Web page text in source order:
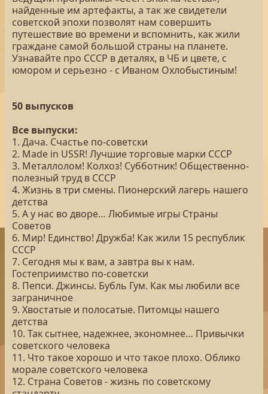
найденные им артефакты, а так же свидетели
советской эпохи позволят нам совершить
путешествие во времени и вспомнить, как жили
граждане самой большой страны на планете.
Узнавайте про СССР в деталях, в ЧБ и цвете, с
юмором и серьезно - с Иваном Охлобыстиным!
50 выпусков
Все выпуски:
1. Дача. Счастье по-советски
2. Made in USSR! Лучшие торговые марки СССР
3. Металлолом! Колхоз! Субботник! Общественно-
полезный труд в СССР
4. Жизнь в три смены. Пионерский лагерь нашего
детства
5. А у нас во дворе… Любимые игры Страны
Советов
6. Мир! Единство! Дружба! Как жили 15 республик
СССР
7. Сегодня мы к вам, а завтра вы к нам.
Гостеприимство по-советски
8. Пепси. Джинсы. Бубль Гум. Как мы любили все
заграничное
9. Хвостатые и полосатые. Питомцы нашего
детства
10. Так сытнее, надежнее, экономнее… Привычки
советского человека
11. Что такое хорошо и что такое плохо. Облико
морале советского человека
12. Страна Советов - жизнь по советскому